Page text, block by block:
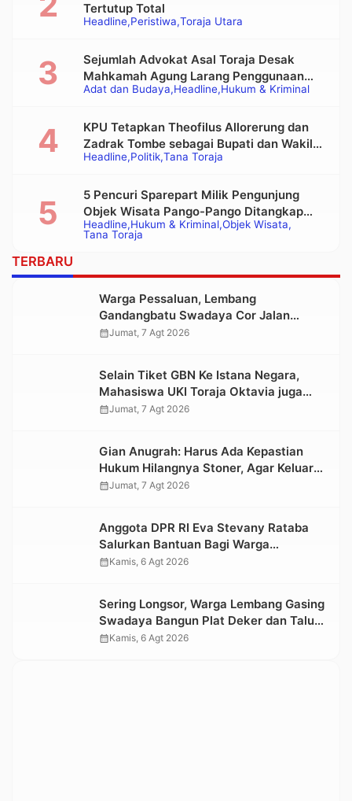
Headline Peristiwa Toraja Utara
Tertutup Total
Adat dan Budaya Headline Hukum & Kriminal
Sejumlah Advokat Asal Toraja Desak
Mahkamah Agung Larang Penggunaan
Alat Berat pada Eksekusi Rumah Adat
Headline Politik Tana Toraja
KPU Tetapkan Theofilus Allorerung dan
Zadrak Tombe sebagai Bupati dan Wakil
Bupati Tana Toraja Terpilih
Headline Hukum & Kriminal Objek Wisata
Tana Toraja
5 Pencuri Sparepart Milik Pengunjung
Objek Wisata Pango-Pango Ditangkap
Polisi
TERBARU
Warga Pessaluan, Lembang
Gandangbatu Swadaya Cor Jalan
Kabupaten
calendar_monthJumat, 7 Agt 2026
Selain Tiket GBN Ke Istana Negara,
Mahasiswa UKI Toraja Oktavia juga
Lolos ke Pekan Seni Mahasiswa
calendar_monthJumat, 7 Agt 2026
Gian Anugrah: Harus Ada Kepastian
Hukum Hilangnya Stoner, Agar Keluarga
tidak Larut dalam Trauma dan
calendar_monthJumat, 7 Agt 2026
Anggota DPR RI Eva Stevany Rataba
Salurkan Bantuan Bagi Warga
Terdampak Longsor di Buntu Pepasan
calendar_monthKamis, 6 Agt 2026
Sering Longsor, Warga Lembang Gasing
Swadaya Bangun Plat Deker dan Talut
Jalan Penghubung Antar Lembang
calendar_monthKamis, 6 Agt 2026